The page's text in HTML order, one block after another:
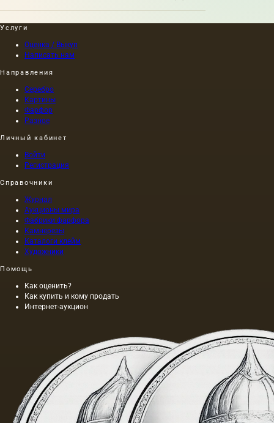
Услуги
Оценка / Выкуп
Написать нам
Направления
Серебро
Картины
Фарфор
Разное
Личный кабинет
Войти
Регистрация
Справочники
Журнал
Аукционы мира
Фабрики фарфора
Камнерезы
Каталоги клейм
Художники
Помощь
Как оценить?
Как купить и кому продать
Интернет-аукцион